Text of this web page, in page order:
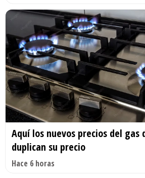
Aquí los nuevos precios del gas
duplican su precio
Hace 6 horas